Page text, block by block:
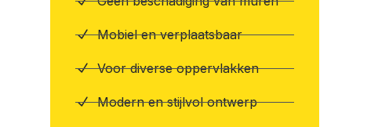
Mobiel en verplaatsbaar
Voor diverse oppervlakken
Modern en stijlvol ontwerp